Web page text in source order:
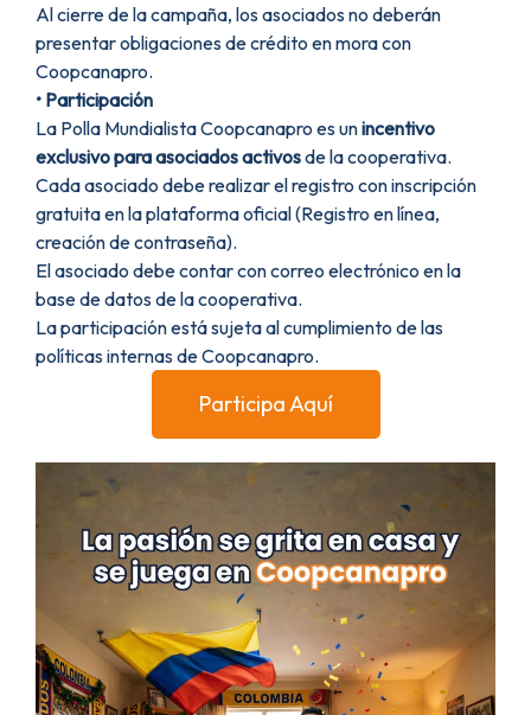
Al cierre de la campaña, los asociados no deberán
presentar obligaciones de crédito en mora con
Coopcanapro.
• Participación
La Polla Mundialista Coopcanapro es unincentivo
exclusivo para asociados activosde la cooperativa.
Cada asociado debe realizar el registro con inscripción
gratuita en la plataforma oficial (Registro en línea,
creación de contraseña).
El asociado debe contar con correo electrónico en la
base de datos de la cooperativa.
La participación está sujeta al cumplimiento de las
políticas internas de Coopcanapro.
Participa Aquí